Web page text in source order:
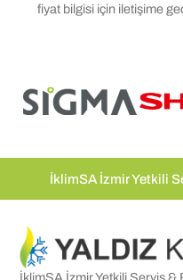
fiyat bilgisi için iletişime
İklimSA İzmir Yetkili